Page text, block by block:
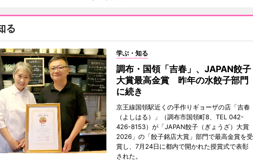
る
学ぶ・知る
調布・国領「吉春」、JAPAN餃子
大賞最高金賞 昨年の水餃子部門
に続き
京王線国領駅近くの手作りギョーザの店「吉春
（よしはる）」（調布市国領町8、TEL 042-
426-8153）が「JAPAN餃子（ぎょうざ）大賞
2026」の「餃子銘店大賞」部門で最高金賞を受
賞し、7月24日に都内で開かれた授賞式で表彰
された。